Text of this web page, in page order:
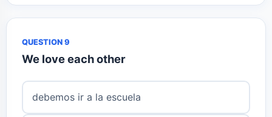
QUESTION 9
We love each other
debemos ir a la escuela